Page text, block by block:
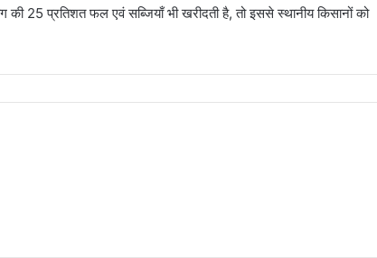
की 25 प्रतिशत फल एवं सब्जियाँ भी खरीदती है, तो इससे स्थानीय किसानों को